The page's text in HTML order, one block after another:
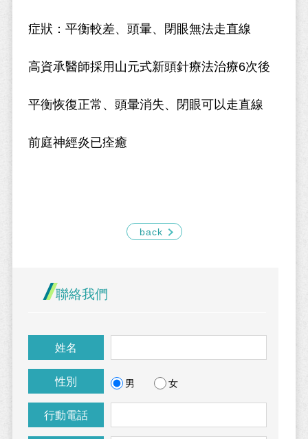
症狀：平衡較差、頭暈、閉眼無法走直線
高資承醫師採用山元式新頭針療法治療6次後
平衡恢復正常、頭暈消失、閉眼可以走直線
前庭神經炎已痊癒
back
聯絡我們
姓名
性別 男 女
行動電話